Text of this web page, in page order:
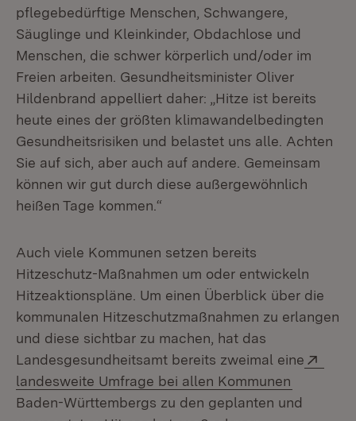
pflegebedürftige Menschen, Schwangere,
Säuglinge und Kleinkinder, Obdachlose und
Menschen, die schwer körperlich und/oder im
Freien arbeiten. Gesundheitsminister Oliver
Hildenbrand appelliert daher: „Hitze ist bereits
heute eines der größten klimawandelbedingten
Gesundheitsrisiken und belastet uns alle. Achten
Sie auf sich, aber auch auf andere. Gemeinsam
können wir gut durch diese außergewöhnlich
heißen Tage kommen.“
Auch viele Kommunen setzen bereits
Hitzeschutz-Maßnahmen um oder entwickeln
Hitzeaktionspläne. Um einen Überblick über die
kommunalen Hitzeschutzmaßnahmen zu erlangen
und diese sichtbar zu machen, hat das
Landesgesundheitsamt bereits zweimal eine
landesweite Umfrage bei allen Kommunen
Baden-Württembergs zu den geplanten und